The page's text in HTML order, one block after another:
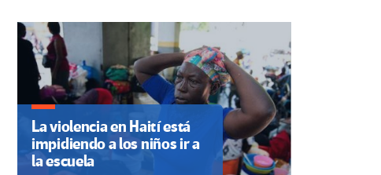
La violencia en Haití está
impidiendo a los niños ir a
la escuela